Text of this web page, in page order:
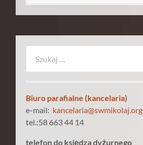
Biuro parafialne (kancelaria)
e-mail: kancelaria@swmikolaj.org
tel.:58 663 44 14
telefon do księdza dyżurnego